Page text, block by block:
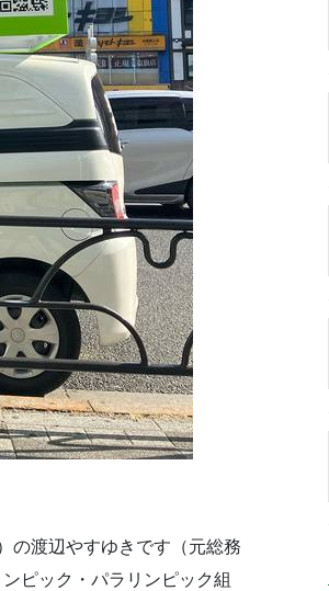
の渡辺やすゆきです（元総務
ピック・パラリンピック組